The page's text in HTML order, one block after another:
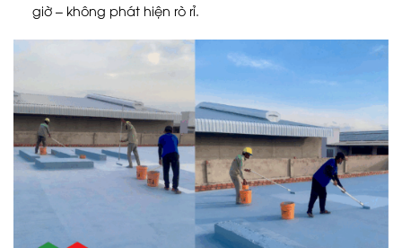
giờ – không phát hiện rò rỉ.